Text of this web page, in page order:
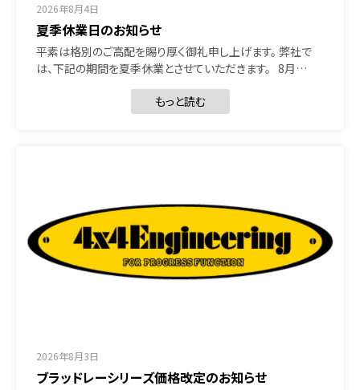
2026年8月4日
夏季休業日のお知らせ
平素は格別のご高配を賜り厚く御礼申し上げます。 弊社で
は、下記の期間を夏季休業とさせていただきます。 8月…
もっと読む
2026年8月3日
ブラッドレーシリーズ価格改定のお知らせ